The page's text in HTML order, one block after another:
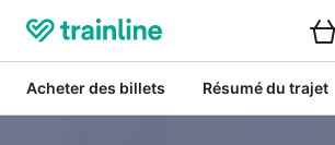
Acheter des billets Résumé du trajet